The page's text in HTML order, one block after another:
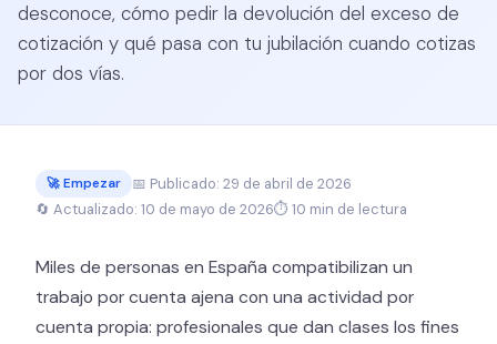
desconoce, cómo pedir la devolución del exceso de
cotización y qué pasa con tu jubilación cuando cotizas
por dos vías.
🚀 Empezar
📅 Publicado: 29 de abril de 2026
🔄 Actualizado: 10 de mayo de 2026⏱ 10 min de lectura
Miles de personas en España compatibilizan un
trabajo por cuenta ajena con una actividad por
cuenta propia: profesionales que dan clases los fines